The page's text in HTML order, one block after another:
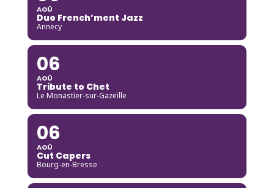
AOÛ
Duo French’ment Jazz
Annecy
06
AOÛ
Tribute to Chet
Le Monastier-sur-Gazeille
06
AOÛ
Cut Capers
Bourg-en-Bresse